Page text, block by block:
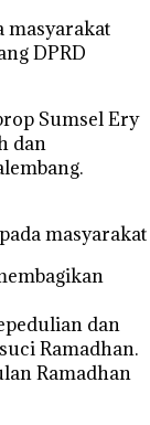
masyarakat
DPRD
Sumsel Ery
dan
dan
Ramadhan.
Ramadhan